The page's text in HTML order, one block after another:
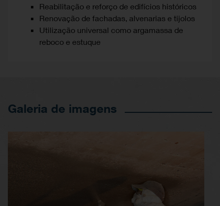
Reabilitação e reforço de edifícios históricos
Renovação de fachadas, alvenarias e tijolos
Utilização universal como argamassa de
reboco e estuque
Galeria de imagens